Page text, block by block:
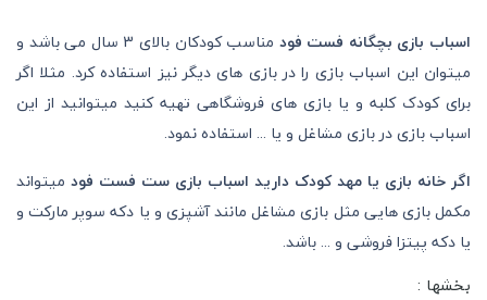
اسباب بازی بچگانه فست فود
مناسب کودکان بالای 3 سال می باشد و
میتوان این اسباب بازی را در بازی های دیگر نیز استفاده کرد. مثلا اگر
برای کودک کلبه و یا بازی های فروشگاهی تهیه کنید میتوانید از این
اسباب بازی در بازی مشاغل و یا ... استفاده نمود.
اگر خانه بازی یا مهد کودک دارید اسباب بازی ست فست فود میتواند
مکمل بازی هایی مثل بازی مشاغل مانند آشپزی و یا دکه سوپر مارکت و
یا دکه پیتزا فروشی و ... باشد.
بخشها :